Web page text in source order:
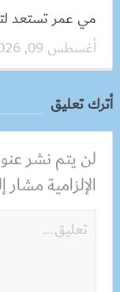
مي عمر تستعد
أغسطس 09, 2026
أترك تعليق
لن يتم نشر
الإلزامية مشار